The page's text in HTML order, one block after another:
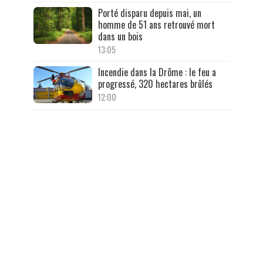
Porté disparu depuis mai, un
homme de 51 ans retrouvé mort
dans un bois
13:05
Incendie dans la Drôme : le feu a
progressé, 320 hectares brûlés
12:00